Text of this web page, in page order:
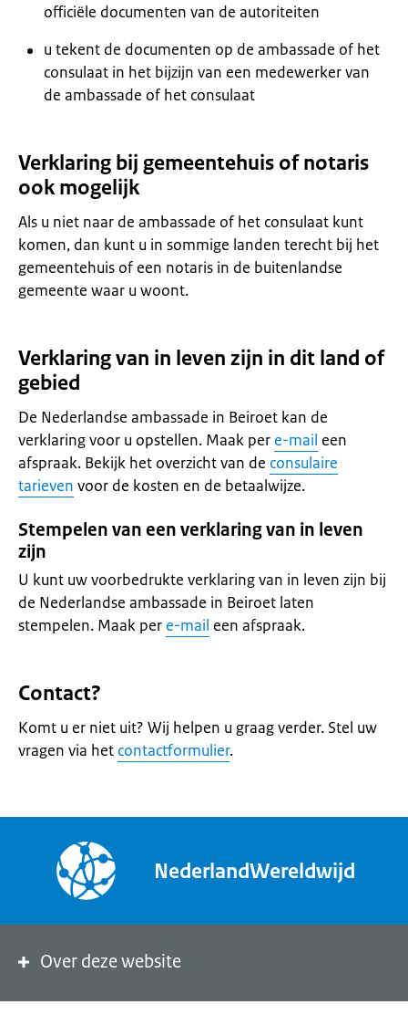
officiële documenten van de autoriteiten
u tekent de documenten op de ambassade of het
consulaat in het bijzijn van een medewerker van
de ambassade of het consulaat
Verklaring bij gemeentehuis of notaris
ook mogelijk
Als u niet naar de ambassade of het consulaat kunt
komen, dan kunt u in sommige landen terecht bij het
gemeentehuis of een notaris in de buitenlandse
gemeente waar u woont.
Verklaring van in leven zijn in dit land of
gebied
De Nederlandse ambassade in Beiroet kan de
verklaring voor u opstellen. Maak per e-mail een
afspraak. Bekijk het overzicht van de consulaire
tarieven voor de kosten en de betaalwijze.
Stempelen van een verklaring van in leven
zijn
U kunt uw voorbedrukte verklaring van in leven zijn bij
de Nederlandse ambassade in Beiroet laten
stempelen. Maak per e-mail een afspraak.
Contact?
Komt u er niet uit? Wij helpen u graag verder. Stel uw
vragen via het contactformulier.
NederlandWereldwijd
Over deze website